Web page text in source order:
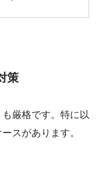
策
厳格です。特に以
スがあります。